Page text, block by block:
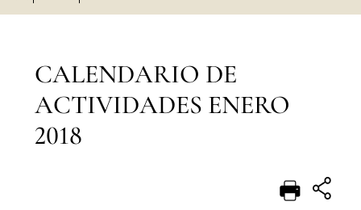
POLSKI
CALENDARIO DE
ACTIVIDADES ENERO
2018